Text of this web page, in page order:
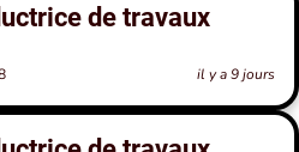
de travaux
il y a 9 jours